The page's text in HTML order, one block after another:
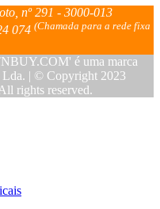
nº 291 - 3000-013
074 (Chamada para a rede fixa
é uma marca
| © Copyright 2023
rights reserved.